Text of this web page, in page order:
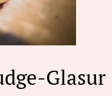
Glasur